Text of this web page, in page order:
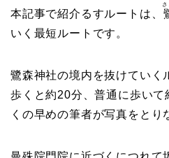
本記事で紹介るすルートは、
いく最短ルートです。
鷺森神社の境内を抜けていく
歩くと約20分、普通に歩い
くの早めの筆者が写真をとり